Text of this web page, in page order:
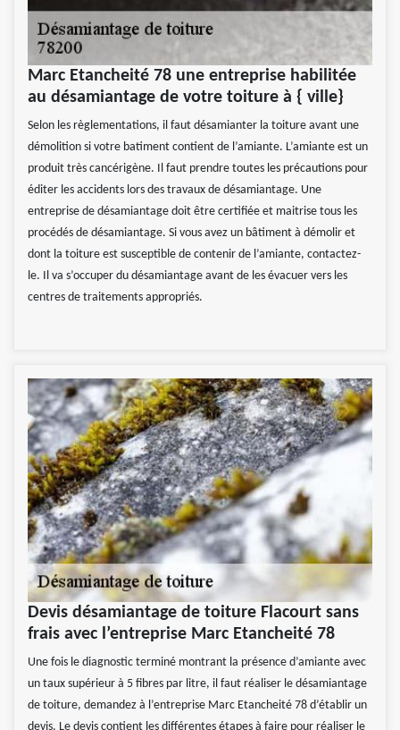
Marc Etancheité 78 une entreprise habilitée
au désamiantage de votre toiture à { ville}
Selon les règlementations, il faut désamianter la toiture avant une
démolition si votre batiment contient de l’amiante. L’amiante est un
produit très cancérigène. Il faut prendre toutes les précautions pour
éditer les accidents lors des travaux de désamiantage. Une
entreprise de désamiantage doit être certifiée et maitrise tous les
procédés de désamiantage. Si vous avez un bâtiment à démolir et
dont la toiture est susceptible de contenir de l’amiante, contactez-
le. Il va s’occuper du désamiantage avant de les évacuer vers les
centres de traitements appropriés.
Devis désamiantage de toiture Flacourt sans
frais avec l’entreprise Marc Etancheité 78
Une fois le diagnostic terminé montrant la présence d’amiante avec
un taux supérieur à 5 fibres par litre, il faut réaliser le désamiantage
de toiture, demandez à l’entreprise Marc Etancheité 78 d’établir un
devis. Le devis contient les différentes étapes à faire pour réaliser le